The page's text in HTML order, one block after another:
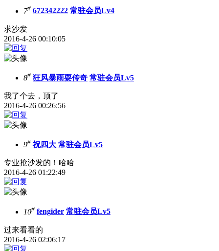
7# 672342222 常驻会员Lv4
求沙发
2016-4-26 00:10:05
8# 狂风暴雨耍传奇 常驻会员Lv5
我了个去，顶了
2016-4-26 00:26:56
9# 祝四大 常驻会员Lv5
专业抢沙发的！哈哈
2016-4-26 01:22:49
10# fengider 常驻会员Lv5
过来看看的
2016-4-26 02:06:17